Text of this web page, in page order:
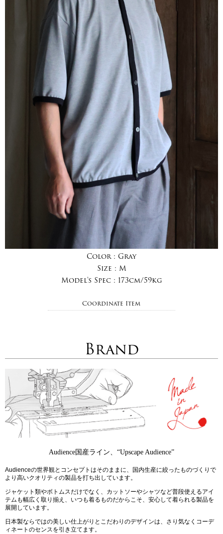
Color : Gray
Size : M
Model's Spec : 173cm/59kg
Coordinate Item
Brand
Audience国産ライン、“Upscape Audience”
Audienceの世界観とコンセプトはそのままに、国内生産に絞ったものづくりで
より高いクオリティの製品を打ち出しています。
ジャケット類やボトムスだけでなく、カットソーやシャツなど普段使えるアイ
テムも幅広く取り揃え、いつも着るものだからこそ、安心して着られる製品を
展開しています。
日本製ならではの美しい仕上がりとこだわりのデザインは、さり気なくコーデ
ィネートのセンスを引き立てます。